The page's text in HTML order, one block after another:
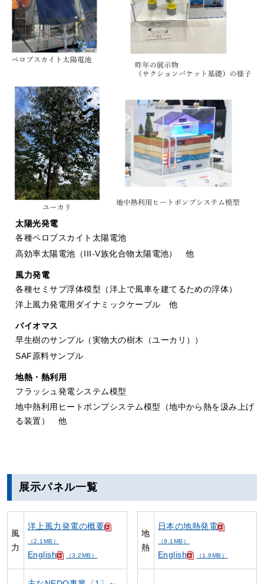
太陽光発電
各種ペロブスカイト太陽電池
高効率太陽電池（III-V族化合物太陽電池） 他
風力発電
各種セミサブ浮体模型（洋上で風車を建てるための浮体）
洋上風力発電用ダイナミックケーブル 他
バイオマス
早生樹のサンプル（実物大の樹木（ユーカリ））
SAF原料サンプル
地熱・熱利用
フラッシュ発電システム模型
地中熱利用ヒートポンプシステム模型（地中から熱を汲み上げ
る装置） 他
展示パネル一覧
風
力
洋上風力発電の概要
（2.1MB）
English （3.2MB）
地
熱
日本の地熱発電
（9.1MB）
English （1.9MB）